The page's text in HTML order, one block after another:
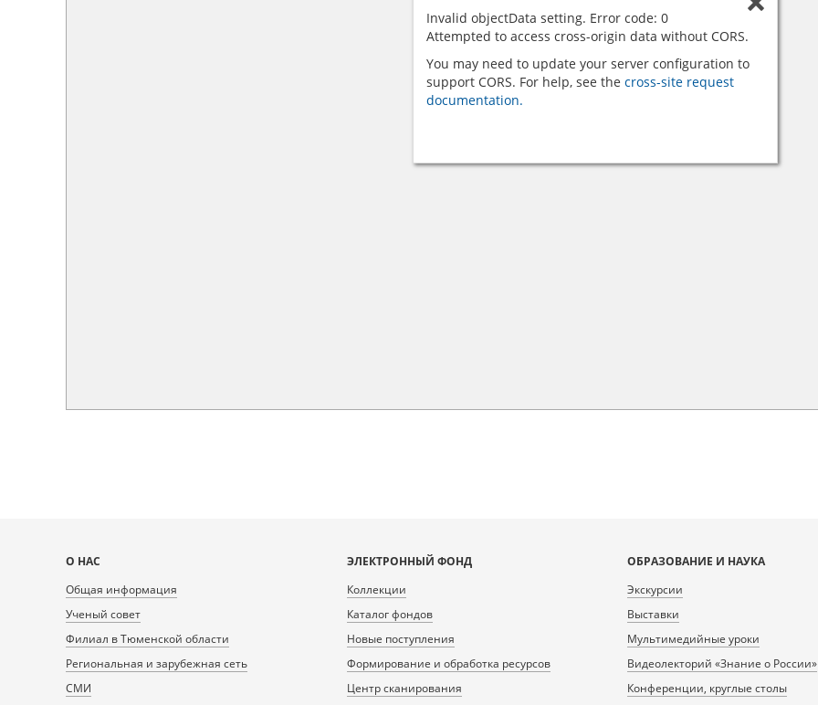
Invalid objectData setting. Error code: 0
Attempted to access cross-origin data without CORS.
You may need to update your server configuration to
support CORS. For help, see the cross-site request
documentation.
Карта
сайта
О НАС
Общая информация
Ученый совет
Филиал в Тюменской области
Региональная и зарубежная сеть
СМИ
ЭЛЕКТРОННЫЙ ФОНД
Коллекции
Каталог фондов
Новые поступления
Формирование и обработка ресурсов
Центр сканирования
ОБРАЗОВАНИЕ И НАУКА
Экскурсии
Выставки
Мультимедийные уроки
Видеолекторий «Знание о России»
Конференции, круглые столы